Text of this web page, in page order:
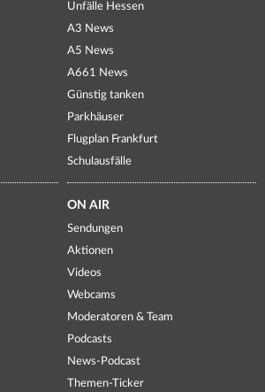
Unfälle Hessen
A3 News
A5 News
A661 News
Günstig tanken
Parkhäuser
Flugplan Frankfurt
Schulausfälle
ON AIR
Sendungen
Aktionen
Videos
Webcams
Moderatoren & Team
Podcasts
News-Podcast
Themen-Ticker